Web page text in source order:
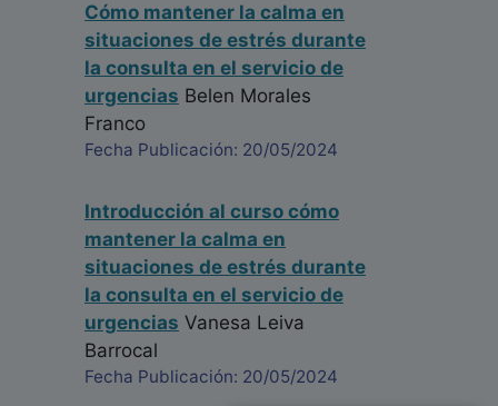
Cómo mantener la calma en
situaciones de estrés durante
la consulta en el servicio de
urgencias Belen Morales
Franco
Fecha Publicación: 20/05/2024
Introducción al curso cómo
mantener la calma en
situaciones de estrés durante
la consulta en el servicio de
urgencias Vanesa Leiva
Barrocal
Fecha Publicación: 20/05/2024